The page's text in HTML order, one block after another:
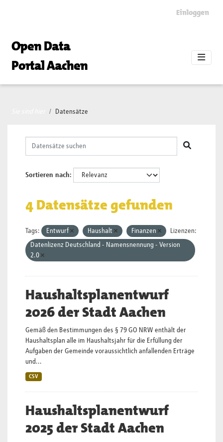
Einloggen
Open Data
Portal Aachen
Datensätze
Sortieren nach
4 Datensätze gefunden
Tags: Entwurf Haushalt Finanzen
Lizenzen:
Datenlizenz Deutschland - Namensnennung - Version
2.0
Haushaltsplanentwurf
2026 der Stadt Aachen
Gemäß den Bestimmungen des § 79 GO NRW enthält der
Haushaltsplan alle im Haushaltsjahr für die Erfüllung der
Aufgaben der Gemeinde voraussichtlich anfallenden Erträge
und...
CSV
Haushaltsplanentwurf
2025 der Stadt Aachen